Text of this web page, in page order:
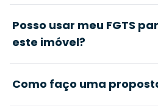
Posso usar meu FGTS
este imóvel?
Como faço uma